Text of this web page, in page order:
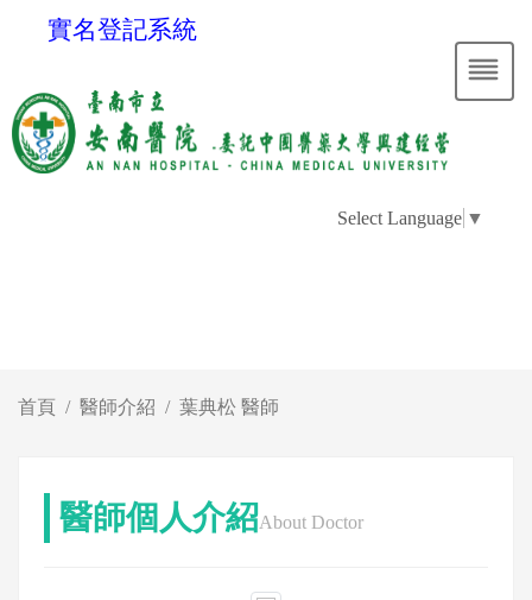
實名登記系統
Select Language ▼
首頁 醫師介紹 葉典松 醫師
醫師個人介紹About Doctor